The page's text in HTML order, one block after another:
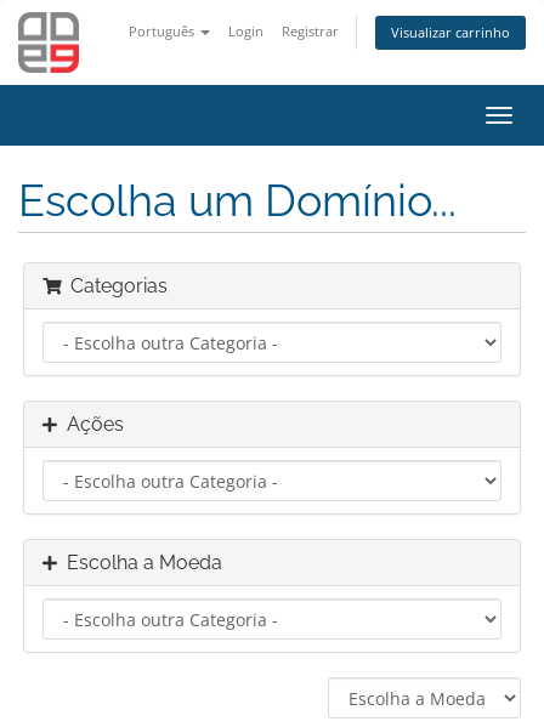
Português Login Registrar Visualizar carrinho
Escolha um Domínio...
Categorias
Ações
Escolha a Moeda